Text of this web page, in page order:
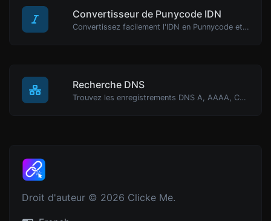
Convertisseur de Punycode IDN
Convertissez facilement l'IDN en Punnycode et vice versa.
Recherche DNS
Trouvez les enregistrements DNS A, AAAA, CNAME, MX, NS, TXT, SOA d'un hôte.
Droit d'auteur © 2026 Clicke Me.